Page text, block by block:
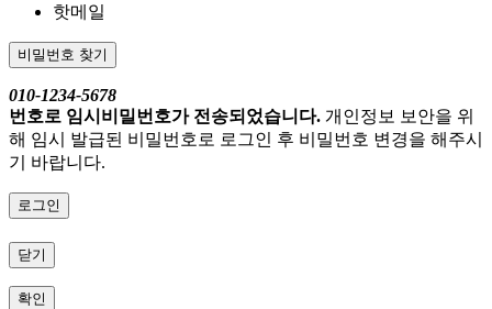
핫메일
비밀번호 찾기
010-1234-5678
번호로 임시비밀번호가 전송되었습니다. 개인정보 보안을 위
해 임시 발급된 비밀번호로 로그인 후 비밀번호 변경을 해주시
기 바랍니다.
로그인
닫기
확인